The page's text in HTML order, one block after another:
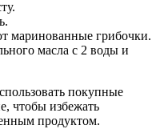
маринованные грибочки.
масла с 2 воды и
покупные
чтобы избежать
продуктом.